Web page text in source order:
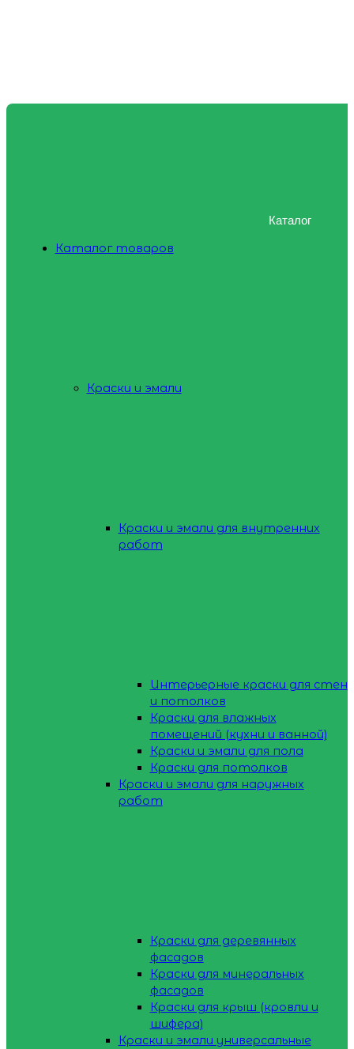
Каталог
Каталог товаров
Краски и эмали
Краски и эмали для внутренних
работ
Интерьерные краски для стен
и потолков
Краски для влажных
помещений (кухни и ванной)
Краски и эмали для пола
Краски для потолков
Краски и эмали для наружных
работ
Краски для деревянных
фасадов
Краски для минеральных
фасадов
Краски для крыш (кровли и
шифера)
Краски и эмали универсальные